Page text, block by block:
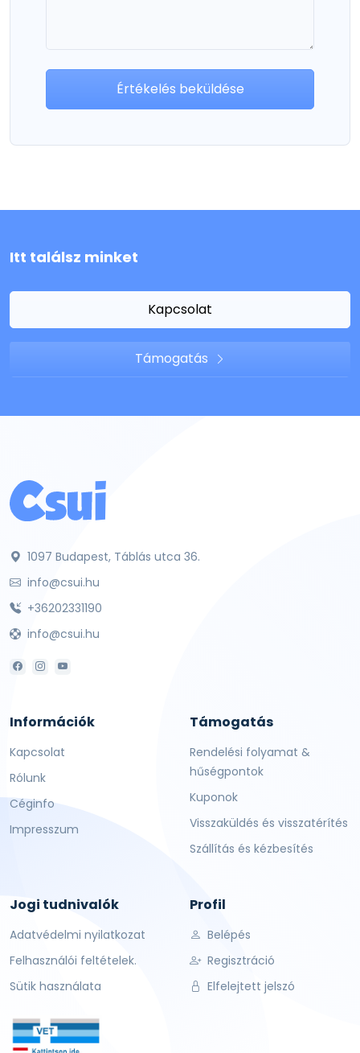
Értékelés beküldése
Itt találsz minket
Kapcsolat
Támogatás
1097 Budapest, Táblás utca 36.
info@csui.hu
+36202331190
info@csui.hu
Információk
Kapcsolat
Rólunk
Céginfo
Impresszum
Támogatás
Rendelési folyamat &
hűségpontok
Kuponok
Visszaküldés és visszatérítés
Szállítás és kézbesítés
Jogi tudnivalók
Adatvédelmi nyilatkozat
Felhasználói feltételek.
Sütik használata
Profil
Belépés
Regisztráció
Elfelejtett jelszó